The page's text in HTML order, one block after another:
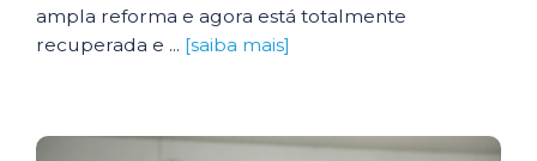
ampla reforma e agora está totalmente
recuperada e ... [saiba mais]